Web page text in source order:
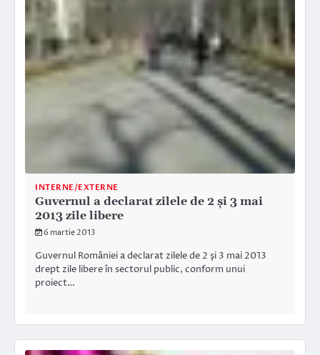
INTERNE/EXTERNE
Guvernul a declarat zilele de 2 şi 3 mai
2013 zile libere
6 martie 2013
Guvernul României a declarat zilele de 2 şi 3 mai 2013
drept zile libere în sectorul public, conform unui
proiect…